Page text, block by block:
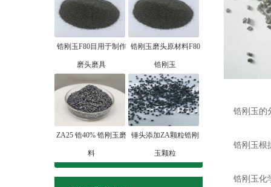
锆刚玉F80目用于制作
磨头磨具
锆刚玉磨头原材料F80
锆刚玉
ZA25 锆40% 锆刚玉磨
料
锤头添加ZA颗粒锆刚
玉颗粒
锆刚玉的
锆刚玉根
锆刚玉化